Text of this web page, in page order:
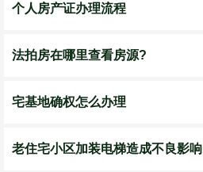
个人房产证办理流程
法拍房在哪里查看房源?
宅基地确权怎么办理
老住宅小区加装电梯造成不良影响